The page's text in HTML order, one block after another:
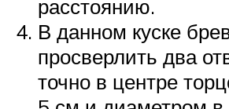
расстоянию.
В данном куске
просверлить два
точно в центре